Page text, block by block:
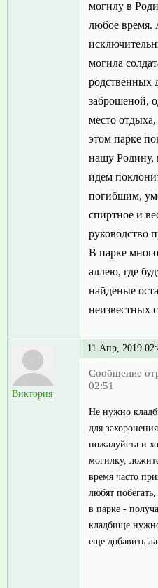
могилу в
любое время.
могила
родственных
заброшеной,
место
этом парке
нашу
идем
погибшим,
спиртное и
руководство
В парке
аллею, где
найденые
неизвестных
Виктория
11 Апр, 2019
Сообщение
02:51
Не нужно
для
пожалуйста и
могилку,
время часто
любят
в парке -
кладбище
еще добавить